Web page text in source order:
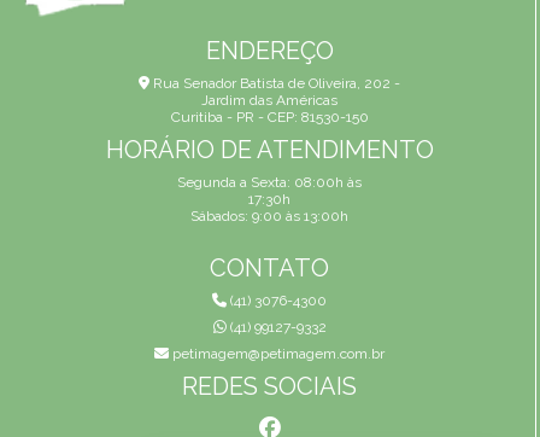
ENDEREÇO
Rua Senador Batista de Oliveira, 202 -
Jardim das Américas
Curitiba - PR - CEP: 81530-150
HORÁRIO DE ATENDIMENTO
Segunda a Sexta: 08:00h às
17:30h
Sábados: 9:00 às 13:00h
CONTATO
(41) 3076-4300
(41) 99127-9332
petimagem@petimagem.com.br
REDES SOCIAIS